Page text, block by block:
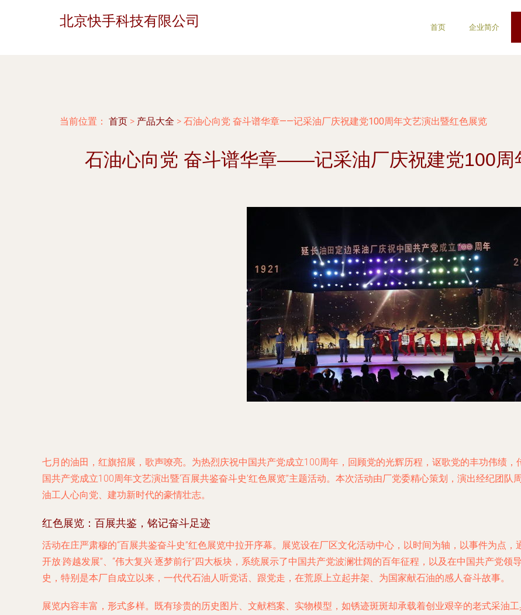
北京快手科技有限公司 首页 企业简介
当前位置： 首页 > 产品大全 > 石油心向党 奋斗谱华章——记采油厂庆祝建党100周年文艺演出暨红色展览
石油心向党 奋斗谱华章——记采油厂庆祝建党100周
七月的油田，红旗招展，歌声嘹亮。为热烈庆祝中国共产党成立100周年，回顾党的光辉历程，讴歌党的丰功伟绩
国共产党成立100周年文艺演出暨‘百展共鉴奋斗史’红色展览”主题活动。本次活动由厂党委精心策划，演出经纪团
油工人心向党、建功新时代的豪情壮志。
红色展览：百展共鉴，铭记奋斗足迹
活动在庄严肃穆的“百展共鉴奋斗史”红色展览中拉开序幕。展览设在厂区文化活动中心，以时间为轴，以事件为点，
开放·跨越发展”、“伟大复兴·逐梦前行”四大板块，系统展示了中国共产党波澜壮阔的百年征程，以及在中国共产党
史，特别是本厂自成立以来，一代代石油人听党话、跟党走，在荒原上立起井架、为国家献石油的感人奋斗故事。
展览内容丰富，形式多样。既有珍贵的历史图片、文献档案、实物模型，如锈迹斑斑却承载着创业艰辛的老式采油